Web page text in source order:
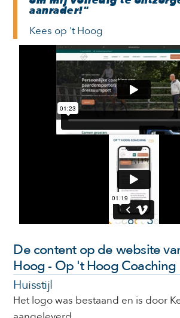
aanrader!"
Kees op 't Hoog
De content op de website
Hoog - Op 't Hoog Coaching
Huisstijl
Het logo was bestaand en is door